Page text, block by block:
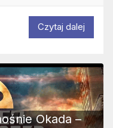
Czytaj dalej
Okada –